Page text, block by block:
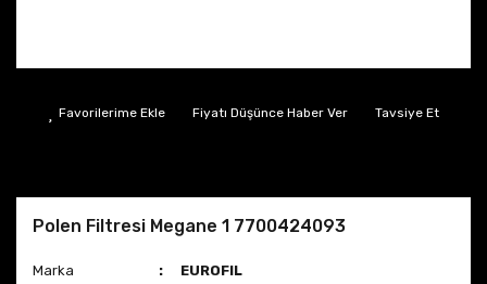
Fiyatı Düşünce Haber Ver Tavsiye Et
Polen Filtresi Megane 1 7700424093
Marka
EUROFIL